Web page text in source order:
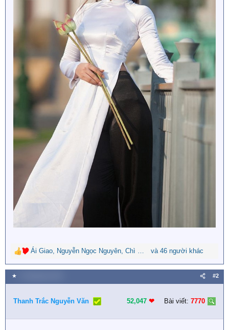
R
e
a
c
i
n
Ái Giao, Nguyễn Ngọc Nguyên, Chì Đen và 46 người khác
★ #2
Thanh Trắc Nguyễn Văn 52,047 ❤︎ Bài viết: 7770